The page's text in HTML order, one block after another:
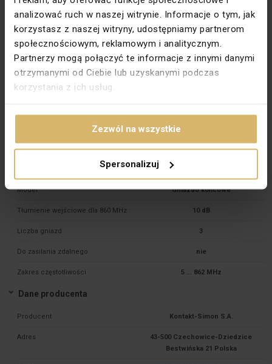
analizować ruch w naszej witrynie. Informacje o tym, jak
korzystasz z naszej witryny, udostępniamy partnerom
społecznościowym, reklamowym i analitycznym.
Partnerzy mogą połączyć te informacje z innymi danymi
otrzymanymi od Ciebie lub uzyskanymi podczas
korzystania z ich usług.
Zezwól na wszystkie
Spersonalizuj
Typ zacisków
Wariant
R
TV
Wejście typu F Nie
Do systemu ramkowego
Materiał dokładny PC
Pozostałe dane techniczne
Model Gniazdo końcowe
Tłumienie wejściowe dla 860 MHz 10 dB
Liczba gniazd 3
Do zasilania zdalnego nie
Zakres częstotliwości 5 ... 862 MHz
Dane producenta
Producent Kontakt-Simon S.A.
Adres
43-500 Czechowice-Dziedzice
Bestwińska 21 Polska